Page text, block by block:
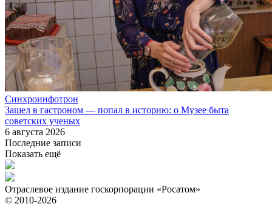
Синхроинфотрон
Зашел в гастроном — попал в историю: о Музее быта
советских ученых
6 августа 2026
Последние записи
Показать ещё
Отраслевое издание госкорпорации «Росатом»
© 2010-2026